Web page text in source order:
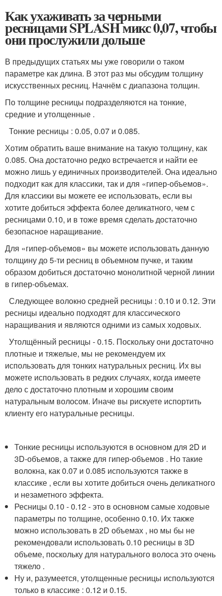
Как ухаживать за черными
ресницами SPLASH микс 0,07, чтобы
они прослужили дольше
В предыдущих статьях мы уже говорили о таком
параметре как длина. В этот раз мы обсудим толщину
искусственных ресниц. Начнём с диапазона толщин.
По толщине ресницы подразделяются на тонкие,
средние и утолщенные .
Тонкие ресницы : 0.05, 0.07 и 0.085.
Хотим обратить ваше внимание на такую толщину, как
0.085. Она достаточно редко встречается и найти ее
можно лишь у единичных производителей. Она идеально
подходит как для классики, так и для «гипер-объемов».
Для классики вы можете ее использовать, если вы
хотите добиться эффекта более деликатного, чем с
ресницами 0.10, и в тоже время сделать достаточно
безопасное наращивание.
Для «гипер-объемов» вы можете использовать данную
толщину до 5-ти ресниц в объемном пучке, и таким
образом добиться достаточно монолитной черной линии
в гипер-объемах.
Следующее волокно средней ресницы : 0.10 и 0.12. Эти
ресницы идеально подходят для классического
наращивания и являются одними из самых ходовых.
Утолщённый ресницы - 0.15. Поскольку они достаточно
плотные и тяжелые, мы не рекомендуем их
использовать для тонких натуральных ресниц. Их вы
можете использовать в редких случаях, когда имеете
дело с достаточно плотным и хорошим своим
натуральным волосом. Иначе вы рискуете испортить
клиенту его натуральные ресницы.
Тонкие ресницы используются в основном для 2D и
3D-объемов, а также для гипер-объемов . Но такие
волокна, как 0.07 и 0.085 используются также в
классике , если вы хотите добиться очень деликатного
и незаметного эффекта.
Ресницы 0.10 - 0.12 - это в основном самые ходовые
параметры по толщине, особенно 0.10. Их также
можно использовать в 2D объемах , но мы бы не
рекомендовали использовать 0.10 ресницы в 3D
объеме, поскольку для натурального волоса это очень
тяжело .
Ну и, разумеется, утолщенные ресницы используются
только в классике : 0.12 и 0.15.